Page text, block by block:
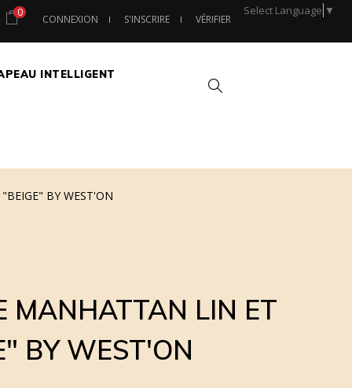
Select Language ▼
CONNEXION S'INSCRIRE VÉRIFIER
0
INTELLIGENT
Chercher
BY WEST'ON
MANHATTAN LIN ET
BY WEST'ON